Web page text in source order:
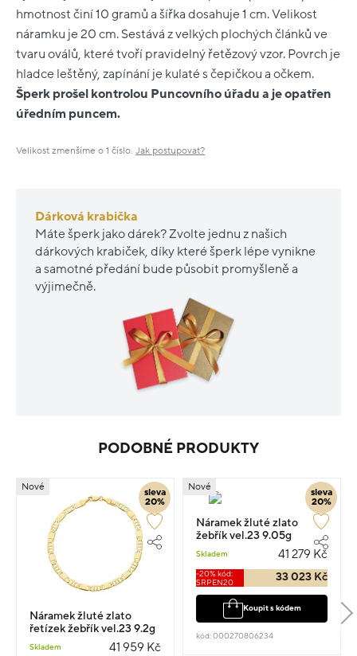
hmotnost činí 10 gramů a šířka dosahuje 1 cm. Velikost
náramku je 20 cm. Sestává z velkých plochých článků ve
tvaru oválů, které tvoří pravidelný řetězový vzor. Povrch je
hladce leštěný, zapínání je kulaté s čepičkou a očkem.
Šperk prošel kontrolou Puncovního úřadu a je opatřen
úředním puncem.
Velikost zmenšíme o 1 číslo. Jak postupovat?
Dárková krabička
Máte šperk jako dárek? Zvolte jednu z našich
dárkových krabiček, díky které šperk lépe vynikne
a samotné předání bude působit promyšleně a
výjimečně.
PODOBNÉ PRODUKTY
sleva
20%
Nové
Náramek žluté zlato
řetízek žebřík vel.23 9.2g
Skladem 41 959 Kč
sleva
20%
Nové
Náramek žluté zlato
žebřík vel.23 9.05g
Skladem 41 279 Kč
-20% kód:
SRPEN20
33 023 Kč
Koupit s kódem
kód: 000270806234